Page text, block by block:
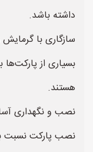
داشته باشد.
سازگاری با
بسیاری از
هستند.
نصب و نگهداری
نصب پارکت نسبت